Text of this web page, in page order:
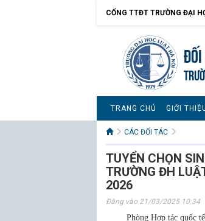
CỔNG TTĐT TRƯỜNG ĐẠI
TRANG CHỦ GIỚI
CÁC ĐỐI TÁC
TUYỂN CHỌN
TRƯỜNG ĐH
2026
Đăng vào 21/03/2025 10:34
Phòng Hợp tác quốc tế,